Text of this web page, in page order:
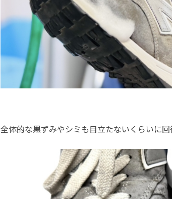
全体的な黒ずみやシミも目立たないくらいに回